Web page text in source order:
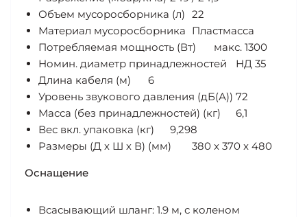
Объем мусоросборника (л) 22
Материал мусоросборника Пластмасса
Потребляемая мощность (Вт)
макс. 1300
Номин. диаметр принадлежностей
НД 35
Длина кабеля (м)
6
Уровень звукового давления (дБ(А)) 72
Масса (без принадлежностей) (кг)
6,1
Вес вкл. упаковка (кг)
9,298
Размеры (Д х Ш х В) (мм)
380 x 370 x 480
Оснащение
Всасывающий шланг: 1.9 м, с коленом